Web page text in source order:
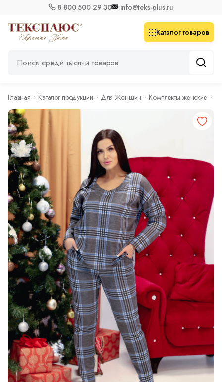
8 800 500 29 30 info@teks-plus.ru
Каталог товаров
Главная Каталог продукции Для Женщин Комплекты женские